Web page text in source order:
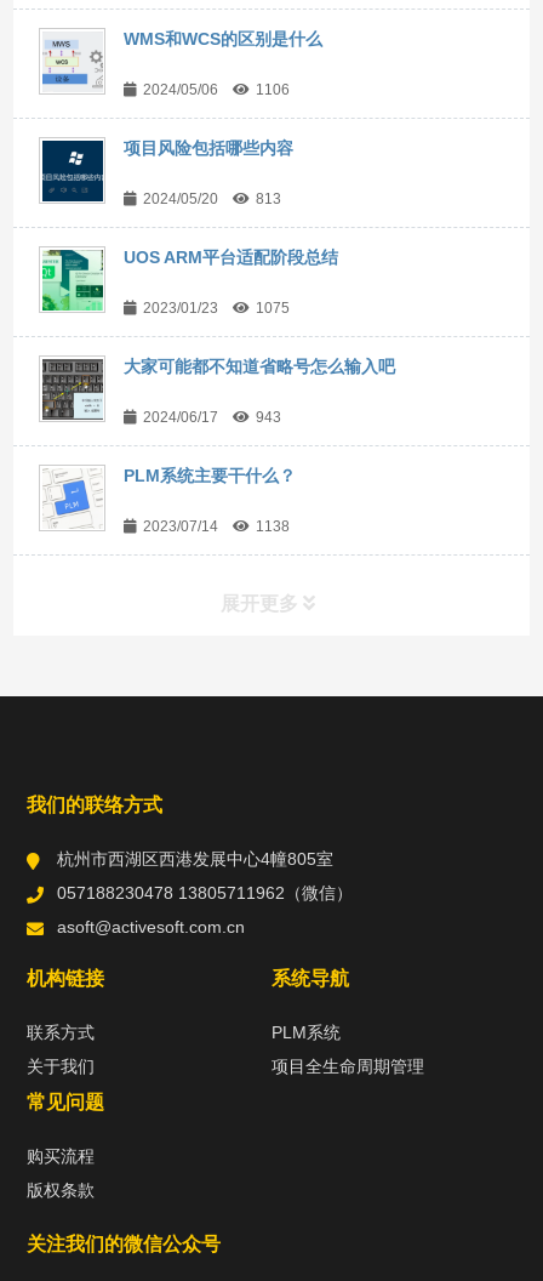
WMS和WCS的区别是什么
2024/05/06 1106
项目风险包括哪些内容
2024/05/20 813
UOS ARM平台适配阶段总结
2023/01/23 1075
大家可能都不知道省略号怎么输入吧
2024/06/17 943
PLM系统主要干什么？
2023/07/14 1138
展开更多
我们的联络方式
杭州市西湖区西港发展中心4幢805室
057188230478 13805711962（微信）
asoft@activesoft.com.cn
机构链接
联系方式
关于我们
系统导航
PLM系统
项目全生命周期管理
常见问题
购买流程
版权条款
关注我们的微信公众号